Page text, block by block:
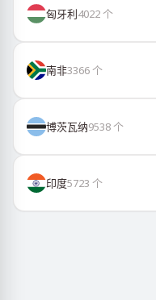
匈牙利4022个
南非3366个
博茨瓦纳9538个
印度5723 个